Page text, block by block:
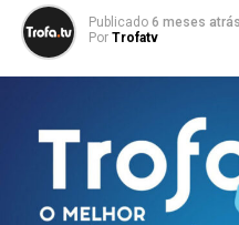
Publicado 6 meses atrás
Por Trofatv